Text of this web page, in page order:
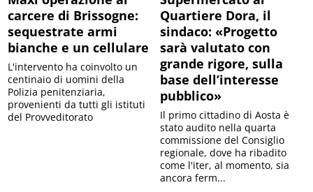
carcere di Brissogne:
sequestrate armi
bianche e un cellulare
L'intervento ha coinvolto un
centinaio di uomini della
Polizia penitenziaria,
provenienti da tutti gli istituti
del Provveditorato
Quartiere Dora, il
sindaco: «Progetto
sarà valutato con
grande rigore, sulla
base dell’interesse
pubblico»
Il primo cittadino di Aosta è
stato audito nella quarta
commissione del Consiglio
regionale, dove ha ribadito
come l'iter, al momento, sia
ancora ferm...